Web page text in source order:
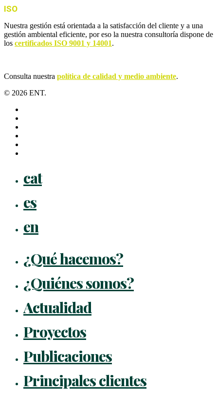
ISO
Nuestra gestión está orientada a la satisfacción del cliente y a una
gestión ambiental eficiente, por eso la nuestra consultoría dispone de
los certificados ISO 9001 y 14001.
Consulta nuestra política de calidad y medio ambiente.
© 2026 ENT.
cat
es
en
¿Qué hacemos?
¿Quiénes somos?
Actualidad
Proyectos
Publicaciones
Principales clientes